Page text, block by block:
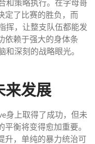
和策略执行。在字母哥
定了比赛的胜负，而
挥，让整支队伍都能发
依赖于强大的身体条
和深刻的战略眼光。
来发展
身上取得了成功，但未
衡将变得愈加重要。
升，单纯的暴力统治可